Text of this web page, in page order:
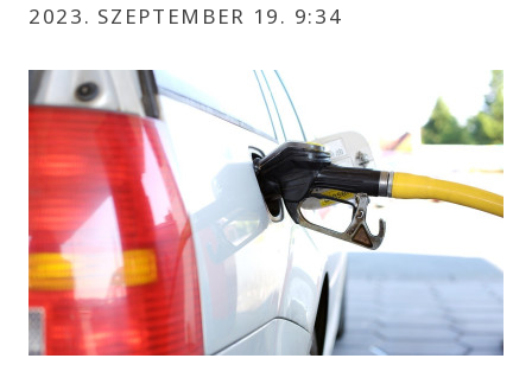
2023. SZEPTEMBER 19. 9:34